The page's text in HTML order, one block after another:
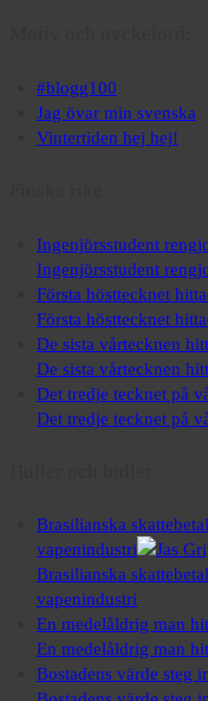
#blogg100
Jag övar min svenska
Vintertiden hej hej!
Ingenjörsstudent
Ingenjörsstudent
Första hösttecknet
Första hösttecknet
De sista vårtecknen
De sista vårtecknen
Det tredje tecknet på
Det tredje tecknet på
Brasilianska
vapenindustri
Brasilianska
vapenindustri
En medelåldrig man
En medelåldrig man
Bostadens värde steg